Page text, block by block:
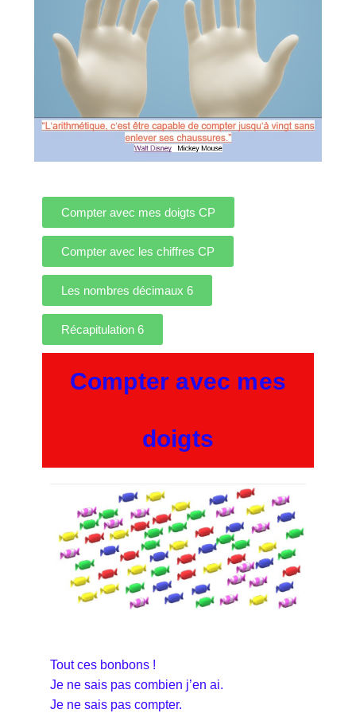
Compter avec mes doigts CP
Compter avec les chiffres CP
Les nombres décimaux 6
Récapitulation 6
Compter avec mes
doigts
Tout ces bonbons !
Je ne sais pas combien j’en ai.
Je ne sais pas compter.